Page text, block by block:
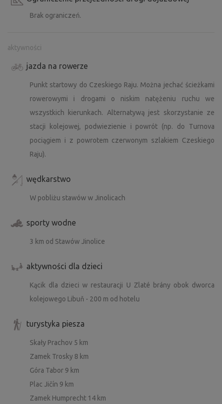
Brak ograniczeń.
aktywności
jazda na rowerze
Punkt startowy do Czeskiego Raju. Można jechać ścieżkami
rowerowymi i drogami o niskim natężeniu ruchu we
wszystkich kierunkach. Alternatywą jest skorzystanie ze
stacji kolejowej, podwiezienie i powrót (np. do Turnova
pociągiem i z powrotem czerwonym szlakiem Czeskiego
Raju).
wędkarstwo
W pobliżu stawów w Jinolicach
sporty wodne
3 km od Stawów Jinolice
aktywności dla dzieci
Kącik dla dzieci w restauracji U Zlaté brány obok dworca
kolejowego Libuň - 200 m od hotelu
turystyka piesza
Skały Prachov 5 km
Zamek Trosky 8 km
Góra Tabor 9 km
Plac Jičín 9 km
Zamek Humprecht 14 km